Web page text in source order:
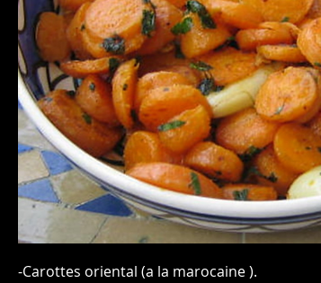
-Carottes oriental (a la marocaine ).